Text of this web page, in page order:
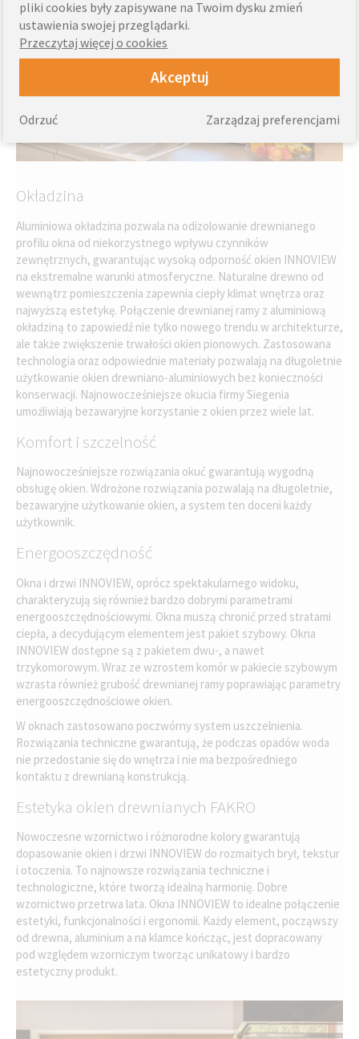
Okładzina
Aluminiowa okładzina pozwala na odizolowanie drewnianego
profilu okna od niekorzystnego wpływu czynników
zewnętrznych, gwarantując wysoką odporność okien INNOVIEW
na ekstremalne warunki atmosferyczne. Naturalne drewno od
wewnątrz pomieszczenia zapewnia ciepły klimat wnętrza oraz
najwyższą estetykę. Połączenie drewnianej ramy z aluminiową
okładziną to zapowiedź nie tylko nowego trendu w architekturze,
ale także zwiększenie trwałości okien pionowych. Zastosowana
technologia oraz odpowiednie materiały pozwalają na długoletnie
użytkowanie okien drewniano-aluminiowych bez konieczności
konserwacji. Najnowocześniejsze okucia firmy Siegenia
umożliwiają bezawaryjne korzystanie z okien przez wiele lat.
Komfort i szczelność
Najnowocześniejsze rozwiązania okuć gwarantują wygodną
obsługę okien. Wdrożone rozwiązania pozwalają na długoletnie,
bezawaryjne użytkowanie okien, a system ten doceni każdy
użytkownik.
Energooszczędność
Okna i drzwi INNOVIEW, oprócz spektakularnego widoku,
charakteryzują się również bardzo dobrymi parametrami
energooszczędnościowymi. Okna muszą chronić przed stratami
ciepła, a decydującym elementem jest pakiet szybowy. Okna
INNOVIEW dostępne są z pakietem dwu-, a nawet
trzykomorowym. Wraz ze wzrostem komór w pakiecie szybowym
wzrasta również grubość drewnianej ramy poprawiając parametry
energooszczędnościowe okien.
W oknach zastosowano poczwórny system uszczelnienia.
Rozwiązania techniczne gwarantują, że podczas opadów woda
nie przedostanie się do wnętrza i nie ma bezpośredniego
kontaktu z drewnianą konstrukcją.
Estetyka okien drewnianych FAKRO
Nowoczesne wzornictwo i różnorodne kolory gwarantują
dopasowanie okien i drzwi INNOVIEW do rozmaitych brył, tekstur
i otoczenia. To najnowsze rozwiązania techniczne i
technologiczne, które tworzą idealną harmonię. Dobre
wzornictwo przetrwa lata. Okna INNOVIEW to idealne połączenie
estetyki, funkcjonalności i ergonomii. Każdy element, począwszy
od drewna, aluminium a na klamce kończąc, jest dopracowany
pod względem wzorniczym tworząc unikatowy i bardzo
estetyczny produkt.
pliki cookies były zapisywane na Twoim dysku zmień
ustawienia swojej przeglądarki.
Przeczytaj więcej o cookies
Akceptuj
Zarządzaj preferencjami
Odrzuć